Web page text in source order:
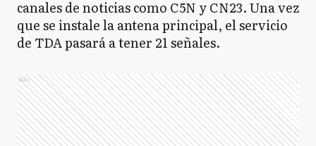
canales de noticias como C5N y CN23. Una vez
que se instale la antena principal, el servicio
de TDA pasará a tener 21 señales.
Ads